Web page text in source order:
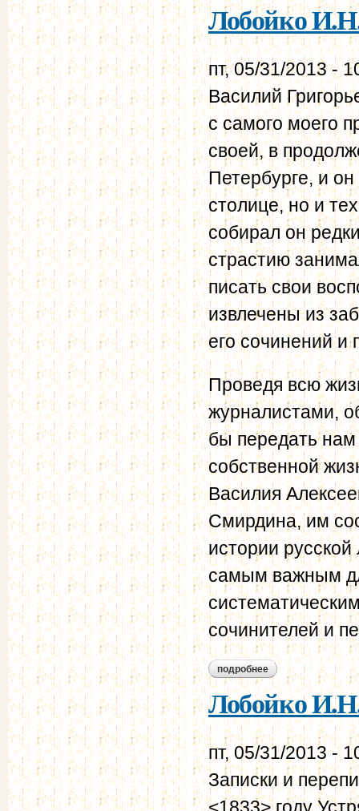
Лобойко
пт, 05/31/2013 -
Василий
с самого моего
своей, в
Петербурге, и
столице, но и
собирал он
страстию
писать свои
извлечены из
его сочинений и
Проведя всю
журналистами,
бы передать нам
собственной
Василия
Смирдина, им
истории
самым важным
сочинителей и
подробнее о лобойко и.н.
Лобойко
пт, 05/31/2013 -
Записки и
<1833> году